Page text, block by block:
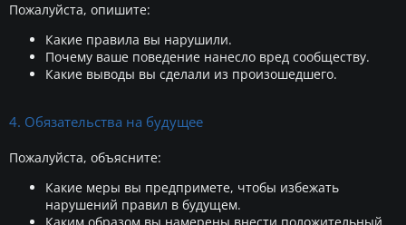
Пожалуйста, опишите:
Какие правила вы нарушили.
Почему ваше поведение нанесло вред сообществу.
Какие выводы вы сделали из произошедшего.
4. Обязательства на будущее
Пожалуйста, объясните:
Какие меры вы предпримете, чтобы избежать
нарушений правил в будущем.